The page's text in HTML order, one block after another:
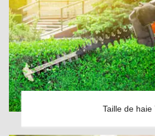
Taille de haie